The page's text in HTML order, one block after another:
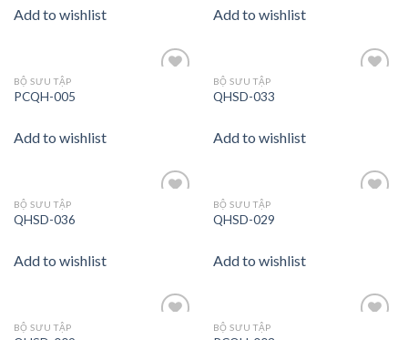
Add to wishlist Add to wishlist
BỘ SƯU TẬP
PCQH-005
Add to wishlist
BỘ SƯU TẬP
QHSD-033
Add to wishlist
BỘ SƯU TẬP
QHSD-036
Add to wishlist
BỘ SƯU TẬP
QHSD-029
Add to wishlist
BỘ SƯU TẬP BỘ SƯU TẬP